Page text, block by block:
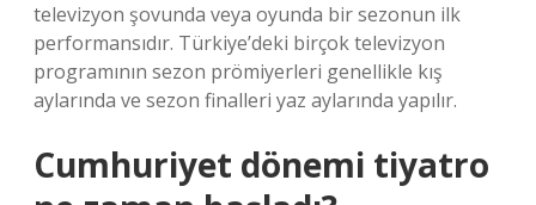
televizyon şovunda veya oyunda bir sezonun ilk
performansıdır. Türkiye’deki birçok televizyon
programının sezon prömiyerleri genellikle kış
aylarında ve sezon finalleri yaz aylarında yapılır.
Cumhuriyet dönemi tiyatro